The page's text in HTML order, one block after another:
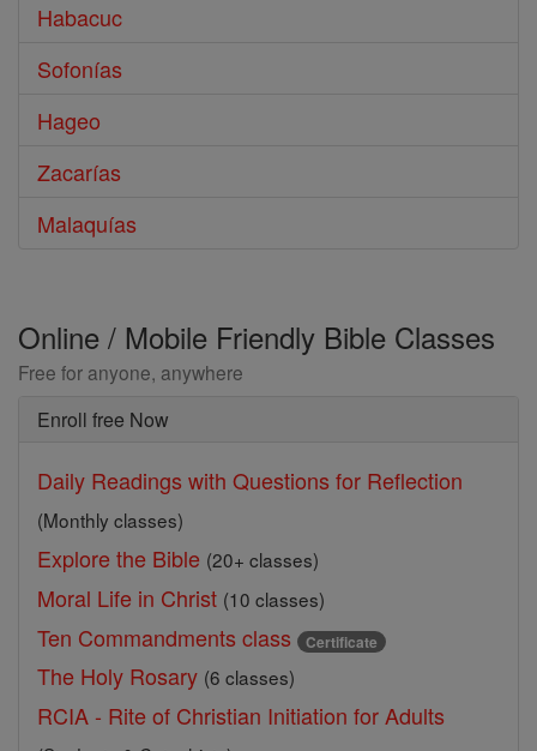
Habacuc
Sofonías
Hageo
Zacarías
Malaquías
Online / Mobile Friendly Bible Classes
Free for anyone, anywhere
Enroll free Now
Daily Readings with Questions for Reflection
(Monthly classes)
Explore the Bible (20+ classes)
Moral Life in Christ (10 classes)
Ten Commandments class Certificate
The Holy Rosary (6 classes)
RCIA - Rite of Christian Initiation for Adults